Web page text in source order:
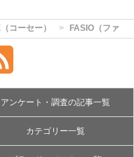
コーセー） FASIO（ファシ
アンケート・調査の記事一覧
カテゴリー一覧